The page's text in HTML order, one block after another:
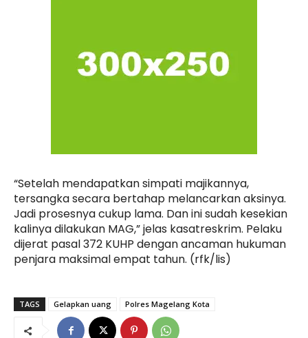
“Setelah mendapatkan simpati majikannya,
tersangka secara bertahap melancarkan aksinya.
Jadi prosesnya cukup lama. Dan ini sudah kesekian
kalinya dilakukan MAG,” jelas kasatreskrim. Pelaku
dijerat pasal 372 KUHP dengan ancaman hukuman
penjara maksimal empat tahun. (rfk/lis)
TAGS Gelapkan uang Polres Magelang Kota